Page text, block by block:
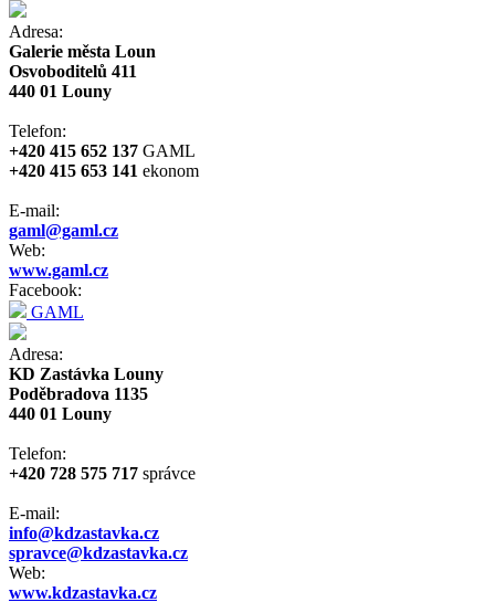
Adresa:
Galerie města Loun
Osvoboditelů 411
440 01 Louny
Telefon:
+420 415 652 137 GAML
+420 415 653 141 ekonom
E-mail:
gaml@gaml.cz
Web:
www.gaml.cz
Facebook:
GAML
Adresa:
KD Zastávka Louny
Poděbradova 1135
440 01 Louny
Telefon:
+420 728 575 717 správce
E-mail:
info@kdzastavka.cz
spravce@kdzastavka.cz
Web:
www.kdzastavka.cz